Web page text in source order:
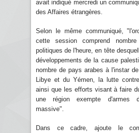
avait indiqué mercredi un
des Affaires étrangères.
Selon le même communiqué,
cette session comprend
politiques de l'heure, en tête
développements de la cause
nombre de pays arabes à l'instar
Libye et du Yémen, la lutte
ainsi que les efforts visant à faire
une région exempte d'armes
massive".
Dans ce cadre, ajoute le